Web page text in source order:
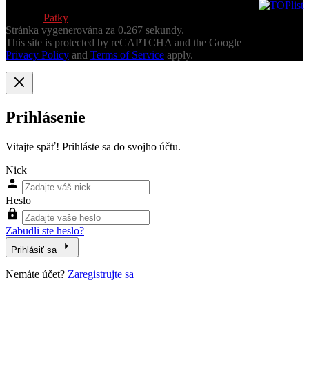
Patky
Stránka vygenerována za 0.267 sekundy.
This site is protected by reCAPTCHA and the Google
Privacy Policy and Terms of Service apply.
Prihlásenie
Vitajte späť! Prihláste sa do svojho účtu.
Nick
Heslo
Zabudli ste heslo?
Prihlásiť sa
Nemáte účet? Zaregistrujte sa